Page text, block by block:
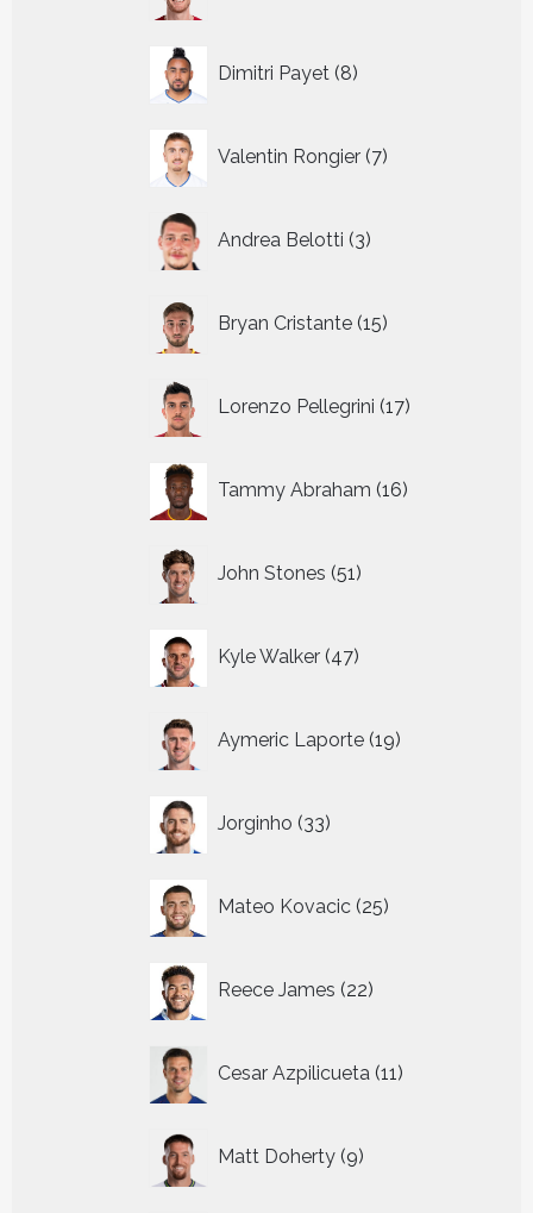
Dimitri Payet 8
producten
Valentin Rongier 7
producten
Andrea Belotti 3
producten
Bryan Cristante 15
producten
Lorenzo Pellegrini 17
producten
Tammy Abraham 16
producten
John Stones 51
producten
Kyle Walker 47
producten
Aymeric Laporte 19
producten
Jorginho 33
producten
Mateo Kovacic 25
producten
Reece James 22
producten
Cesar Azpilicueta 11
producten
Matt Doherty 9
producten